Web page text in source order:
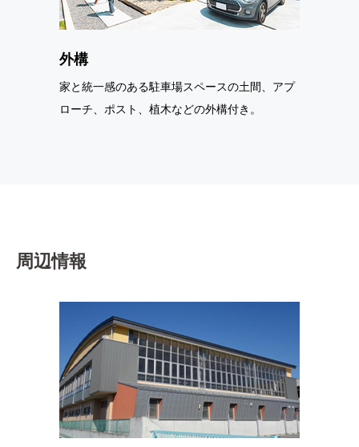
外構
家と統一感のある駐車場スペースの土間、アプ
ローチ、ポスト、植木などの外構付き。
周辺情報